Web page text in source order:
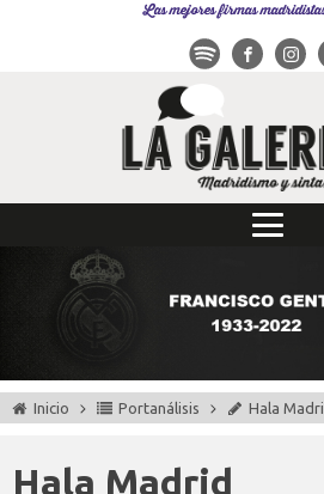
Las mejores firmas
Inicio Portanálisis Hala
Hala Madrid